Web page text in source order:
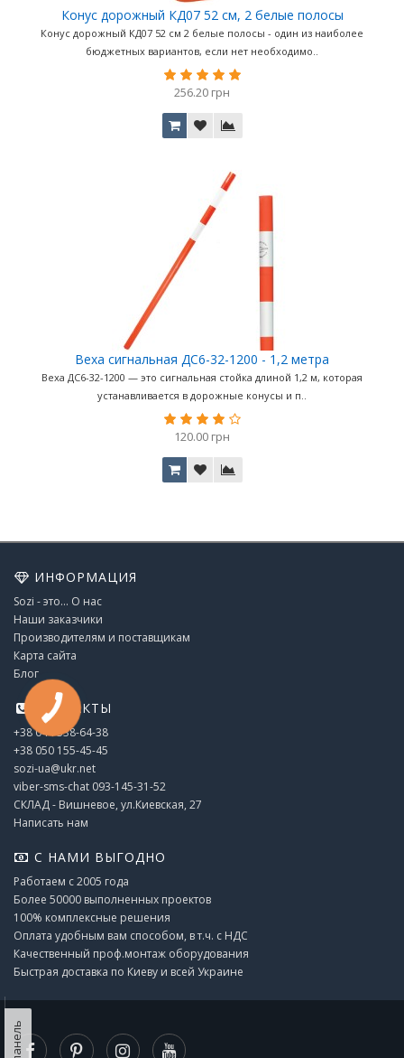
Конус дорожный КД07 52 см, 2 белые полосы
Конус дорожный КД07 52 см 2 белые полосы - один из наиболее
бюджетных вариантов, если нет необходимо..
256.20 грн
Веха сигнальная ДС6-32-1200 - 1,2 метра
Веха ДС6-32-1200 — это сигнальная стойка длиной 1,2 м, которая
устанавливается в дорожные конусы и п..
120.00 грн
ИНФОРМАЦИЯ
Sozi - это... О нас
Наши заказчики
Производителям и поставщикам
Карта сайта
Блог
КОНТАКТЫ
+38 044 338-64-38
+38 050 155-45-45
sozi-ua@ukr.net
viber-sms-chat 093-145-31-52
СКЛАД - Вишневое, ул.Киевская, 27
Написать нам
С НАМИ ВЫГОДНО
Работаем с 2005 года
Более 50000 выполненных проектов
100% комплексные решения
Оплата удобным вам способом, в т.ч. с НДС
Качественный проф.монтаж оборудования
Быстрая доставка по Киеву и всей Украине